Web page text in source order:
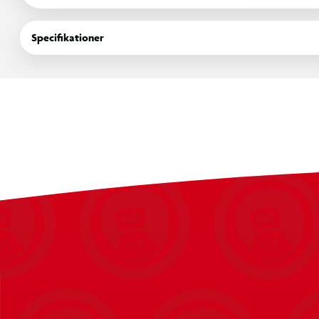
noget helt andet, så har Funko noget for dig. Så gå ikke glip
samling eller til at give den perfekte gave til en ven. Køb
store samlerfamilie.
Specifikationer